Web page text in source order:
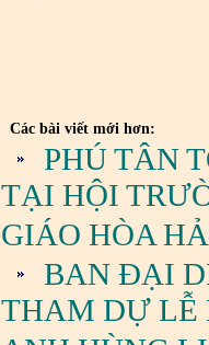
Các bài viết mới hơn:
PHÚ TÂN
TẠI HỘI
GIÁO HÒA
BAN ĐẠI
THAM DỰ LỄ